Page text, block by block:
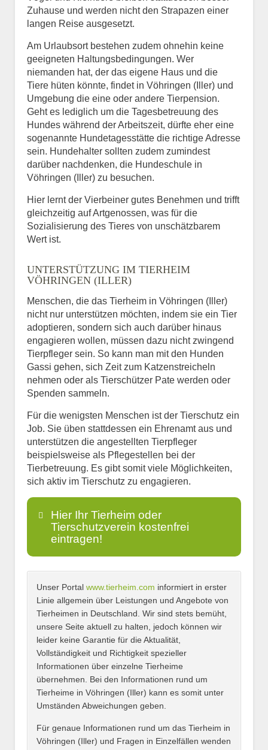
Zuhause und werden nicht den Strapazen einer
langen Reise ausgesetzt.
Am Urlaubsort bestehen zudem ohnehin keine
geeigneten Haltungsbedingungen. Wer
niemanden hat, der das eigene Haus und die
Tiere hüten könnte, findet in Vöhringen (Iller) und
Umgebung die eine oder andere Tierpension.
Geht es lediglich um die Tagesbetreuung des
Hundes während der Arbeitszeit, dürfte eher eine
sogenannte Hundetagesstätte die richtige Adresse
sein. Hundehalter sollten zudem zumindest
darüber nachdenken, die Hundeschule in
Vöhringen (Iller) zu besuchen.
Hier lernt der Vierbeiner gutes Benehmen und trifft
gleichzeitig auf Artgenossen, was für die
Sozialisierung des Tieres von unschätzbarem
Wert ist.
UNTERSTÜTZUNG IM TIERHEIM
VÖHRINGEN (ILLER)
Menschen, die das Tierheim in Vöhringen (Iller)
nicht nur unterstützen möchten, indem sie ein Tier
adoptieren, sondern sich auch darüber hinaus
engagieren wollen, müssen dazu nicht zwingend
Tierpfleger sein. So kann man mit den Hunden
Gassi gehen, sich Zeit zum Katzenstreicheln
nehmen oder als Tierschützer Pate werden oder
Spenden sammeln.
Für die wenigsten Menschen ist der Tierschutz ein
Job. Sie üben stattdessen ein Ehrenamt aus und
unterstützen die angestellten Tierpfleger
beispielsweise als Pflegestellen bei der
Tierbetreuung. Es gibt somit viele Möglichkeiten,
sich aktiv im Tierschutz zu engagieren.
Hier Ihr Tierheim oder
Tierschutzverein kostenfrei
eintragen!
Name*
E-Mail*
Name des Tierheims*
Unser Portal www.tierheim.com informiert in erster
Linie allgemein über Leistungen und Angebote von
Tierheimen in Deutschland. Wir sind stets bemüht,
unsere Seite aktuell zu halten, jedoch können wir
leider keine Garantie für die Aktualität,
Vollständigkeit und Richtigkeit spezieller
Informationen über einzelne Tierheime
übernehmen. Bei den Informationen rund um
Tierheime in Vöhringen (Iller) kann es somit unter
Umständen Abweichungen geben.
Für genaue Informationen rund um das Tierheim in
Vöhringen (Iller) und Fragen in Einzelfällen wenden